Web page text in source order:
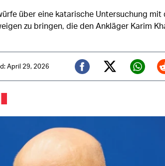
über eine katarische Untersuchung mit
zu bringen, die den Ankläger Karim
April 29, 2026
Facebook
Twitter